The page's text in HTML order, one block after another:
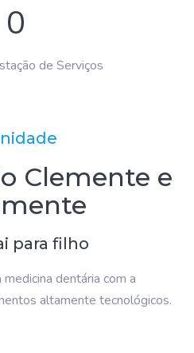
0
de Serviços
Clemente e
para filho
dentária com a
altamente tecnológicos.